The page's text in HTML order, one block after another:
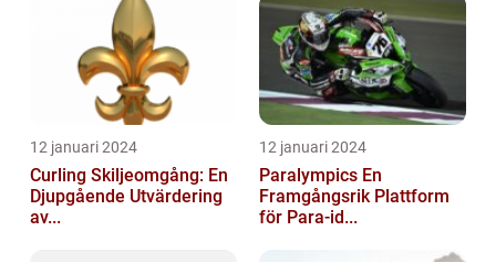
12 januari 2024
Curling Skiljeomgång: En
Djupgående Utvärdering
av...
12 januari 2024
Paralympics En
Framgångsrik Plattform
för Para-id...